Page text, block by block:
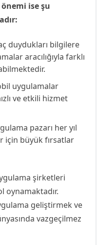
ise şu
duydukları bilgilere
aracılığıyla farklı
uygulamalar
ve etkili hizmet
pazarı her yıl
için büyük fırsatlar
şirketleri
geliştirmek ve
vazgeçilmez